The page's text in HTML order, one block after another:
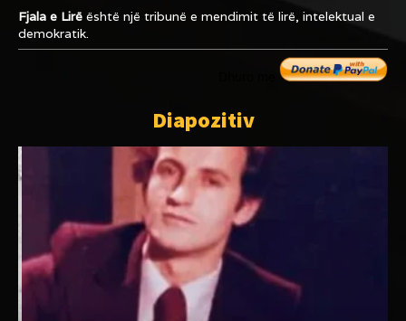
Fjala e Lirë është një tribunë e mendimit të lirë, intelektual e
demokratik.
Diapozitiv